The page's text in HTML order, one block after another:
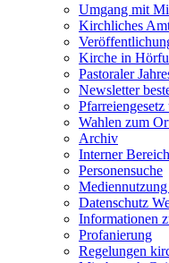
Umgang mit
Kirchliches
Kirche in
Pastoraler
Newsletter
Wahlen zum
Archiv
Interner Bereich
Personensuche
Datenschutz
Informationen
Profanierung
Regelungen